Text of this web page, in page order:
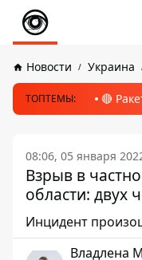
Новости Украина
ТОПТЕМЫ: 🔴
08:06, 05 января
Взрыв в
области: двух
Инцидент
Владлена